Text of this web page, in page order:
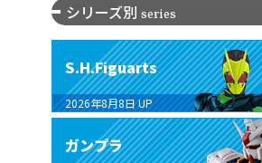
シリーズ別 series
S.H.Figuarts
2026年8月8日 UP
ガンプラ